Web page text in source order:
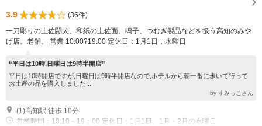
3.9
(36件)
一刀彫りの土佐闘犬、和紙の土佐面、鳴子、つむぎ製品などを扱う高知のみや
げ店。老舗。 営業 10:00?19:00 定休日：1月1日，水曜日
“平日は10時,日曜日は9時半開店”
平日は10時開店ですが,日曜日は9時半開店なので,ホテルから朝一番に歩いて行って
お土産の品を購入しました...
by すみっこさん
(1)高知駅 徒歩 10分
営業時間：10:10～19：00 定休日：1月1日、1月・2月の水曜日